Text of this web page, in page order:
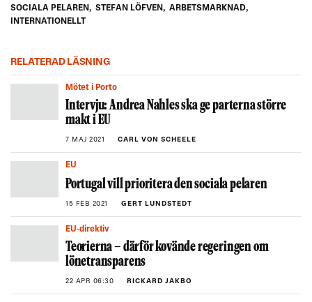
SOCIALA PELAREN, STEFAN LÖFVEN, ARBETSMARKNAD,
INTERNATIONELLT
RELATERAD LÄSNING
Mötet i Porto
Intervju: Andrea Nahles ska ge parterna större
makt i EU
7 MAJ 2021 CARL VON SCHEELE
EU
Portugal vill prioritera den sociala pelaren
15 FEB 2021 GERT LUNDSTEDT
EU-direktiv
Teorierna – därför kovände regeringen om
lönetransparens
22 APR 06:30 RICKARD JAKBO